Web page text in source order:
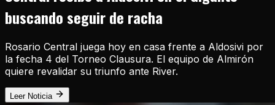
buscando seguir de racha
Rosario Central juega hoy en casa frente a Aldosivi por
la fecha 4 del Torneo Clausura. El equipo de Almirón
quiere revalidar su triunfo ante River.
Leer Noticia